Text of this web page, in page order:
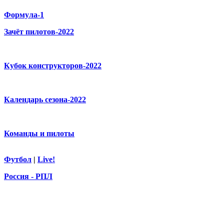
Формула-1
Зачёт пилотов-2022
Кубок конструкторов-2022
Календарь сезона-2022
Команды и пилоты
Футбол | Live!
Россия - РПЛ